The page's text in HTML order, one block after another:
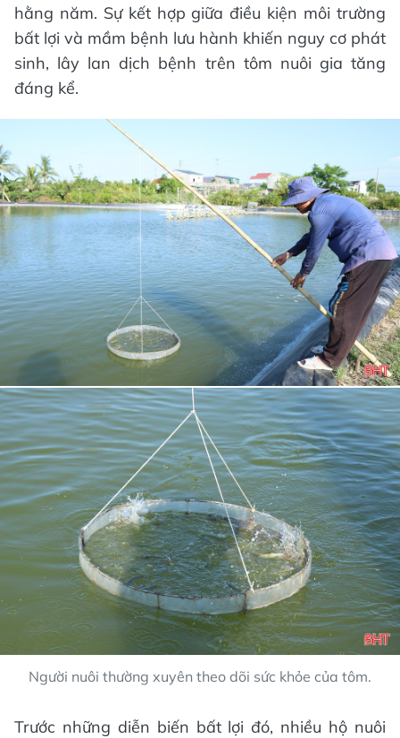
hằng năm. Sự kết hợp giữa điều kiện môi trường
bất lợi và mầm bệnh lưu hành khiến nguy cơ phát
sinh, lây lan dịch bệnh trên tôm nuôi gia tăng
đáng kể.
Người nuôi thường xuyên theo dõi sức khỏe của tôm.
Trước những diễn biến bất lợi đó, nhiều hộ nuôi